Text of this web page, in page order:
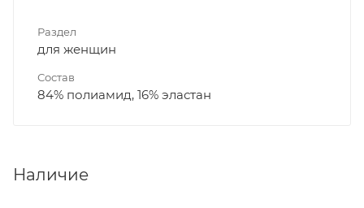
Раздел
для женщин
Состав
84% полиамид, 16% эластан
Наличие